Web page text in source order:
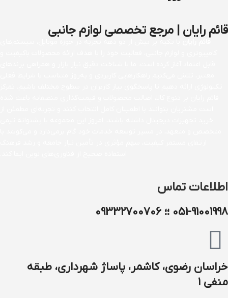
قائم رایان | مرجع تخصصی لوازم جانبی
اطلاعات تماس
051-91001998 ؛؛ 09332700706
خراسان رضوی، کاشمر، پاساژ شهرداری، طبقه
منفی ۱